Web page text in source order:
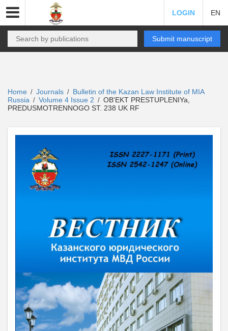
LOGIN EN
Submit manuscript
Home / Journals / Bulletin of the Kazan Law Institute of MIA
Russia / Volume 4 Issue 2 / OB'EKT PRESTUPLENIYa,
PREDUSMOTRENNOGO ST. 238 UK RF